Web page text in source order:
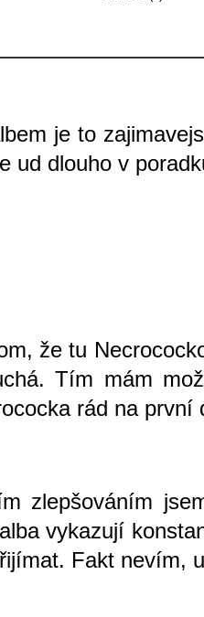
je to
ud dlouho v
že tu
Tím mám
rád na první
zlepšováním
vykazují
Fakt nevím,